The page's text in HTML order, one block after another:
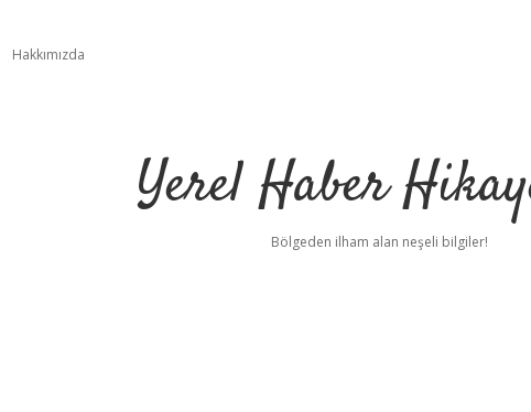
Hakkımızda
Yerel Haber
Bölgeden ilham alan neşeli bilgiler!